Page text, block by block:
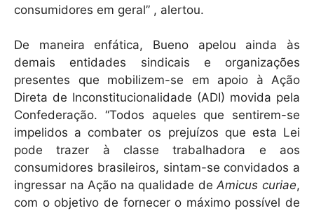
consumidores em geral” , alertou.
De maneira enfática, Bueno apelou ainda às
demais entidades sindicais e organizações
presentes que mobilizem-se em apoio à Ação
Direta de Inconstitucionalidade (ADI) movida pela
Confederação. “Todos aqueles que sentirem-se
impelidos a combater os prejuízos que esta Lei
pode trazer à classe trabalhadora e aos
consumidores brasileiros, sintam-se convidados a
ingressar na Ação na qualidade deAmicus curiae,
com o objetivo de fornecer o máximo possível de